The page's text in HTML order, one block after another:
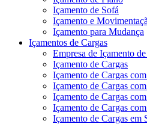
Içamento de Sofá
Içamento e
Içamento para Mudança
Içamentos de Cargas
Empresa de Içamento
Içamento de Cargas
Içamento de Cargas
Içamento de Cargas
Içamento de Cargas
Içamento de Cargas
Içamento de Cargas em